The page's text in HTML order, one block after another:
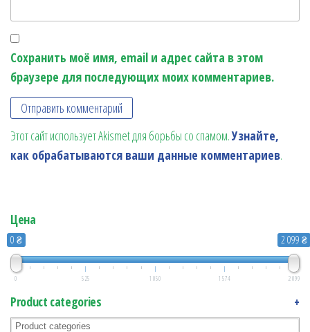
Сохранить моё имя, email и адрес сайта в этом
браузере для последующих моих комментариев.
Этот сайт использует Akismet для борьбы со спамом.Узнайте,
как обрабатываются ваши данные комментариев.
Цена
0 ₴ 2 099 ₴
0 525 1 050 1 574 2 099
Product categories +